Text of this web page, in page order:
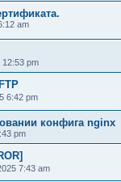
am
pm
6:42 pm
конфига nginx
pm
7:43 am